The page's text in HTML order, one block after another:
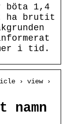
böta 1,4
ha brutit
i tid.
› view ›
namn